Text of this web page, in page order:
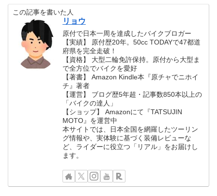
この記事を書いた人
リョウ
原付で日本一周を達成したバイクブロガー
【実績】 原付歴20年。50cc TODAYで47都道
府県を完全走破！
【資格】 大型二輪免許保持。原付から大型ま
で全方位でバイクを愛好
【著書】 Amazon Kindle本『原チャでニホイ
チ』著者
【運営】 ブログ歴5年超・記事数850本以上の
「バイクの達人」
【ショップ】 Amazonにて『TATSUJIN
MOTO』を運営中
本サイトでは、日本全国を網羅したツーリン
グ情報や、実体験に基づく装備レビューな
ど、ライダーに役立つ「リアル」をお届けし
ます。